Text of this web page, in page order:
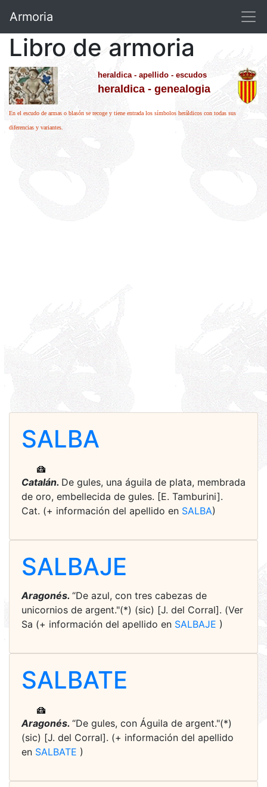
Armoria
Libro de armoria
heraldica - apellido - escudos
heraldica - genealogia
En el escudo de armas o blasón se recoge y tiene entrada los símbolos heráldicos con todas sus
diferencias y variantes.
SALBA
Catalán. De gules, una águila de plata, membrada
de oro, embellecida de gules. [E. Tamburini].
Cat. (+ información del apellido en SALBA)
SALBAJE
Aragonés. “De azul, con tres cabezas de
unicornios de argent."(*) (sic) [J. del Corral]. (Ver
Sa (+ información del apellido en SALBAJE )
SALBATE
Aragonés. “De gules, con Águila de argent."(*)
(sic) [J. del Corral]. (+ información del apellido
en SALBATE )